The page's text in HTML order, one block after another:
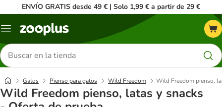
ENVÍO GRATIS desde 49 € | Solo 1,99 € a partir de 29 €
Menú
Buscar
productos
Gatos Pienso para gatos Wild Freedom Wild Freedom pienso,
Wild Freedom pienso, latas y snacks